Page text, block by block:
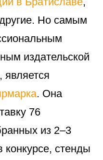
Но самым
издательской
является
. Она
76
из 2–3
стенды